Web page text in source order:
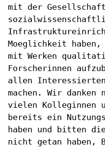
mit der Gesellschaft
Moeglichkeit haben,
mit Werken
Forscherinnen
allen
machen. Wir danken
vielen Kolleginnen
bereits ein
haben und bitten
nicht getan haben,